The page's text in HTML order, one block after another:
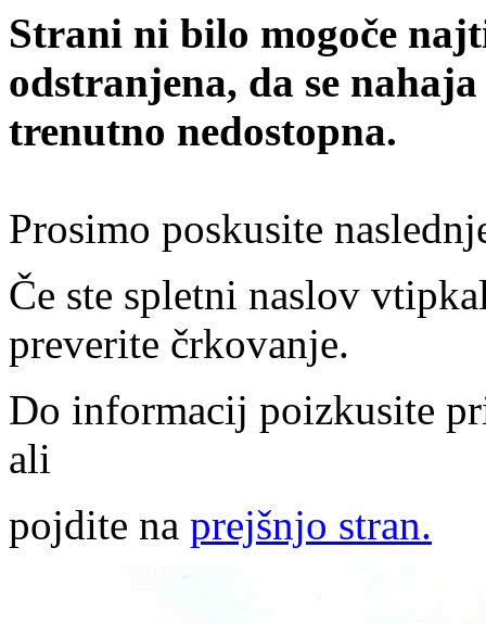
Strani ni bilo mogoče
odstranjena, da se
trenutno nedostopna.
Prosimo poskusite
Če ste spletni naslov
preverite črkovanje.
Do informacij poizkusite
ali
pojdite na prejšnjo stran.